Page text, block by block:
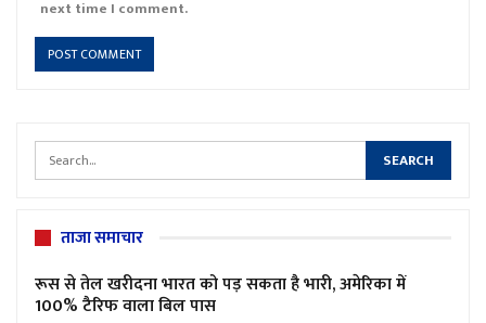
next time I comment.
ताजा समाचार
रूस से तेल खरीदना भारत को पड़ सकता है भारी, अमेरिका में
100% टैरिफ वाला बिल पास